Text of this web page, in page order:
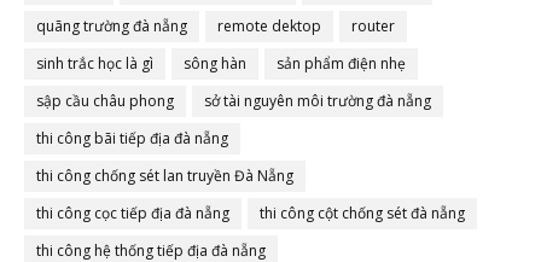
quãng trường đà nẵng
remote dektop
router
sinh trắc học là gì
sông hàn
sản phẩm điện nhẹ
sập cầu châu phong
sở tài nguyên môi trường đà nẵng
thi công bãi tiếp địa đà nẵng
thi công chống sét lan truyền Đà Nẵng
thi công cọc tiếp địa đà nẵng
thi công cột chống sét đà nẵng
thi công hệ thống tiếp địa đà nẵng